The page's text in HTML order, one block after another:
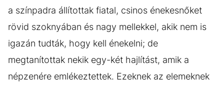
a színpadra állítottak fiatal, csinos énekesnőket
rövid szoknyában és nagy mellekkel, akik nem is
igazán tudták, hogy kell énekelni; de
megtanítottak nekik egy-két hajlítást, amik a
népzenére emlékeztettek. Ezeknek az elemeknek